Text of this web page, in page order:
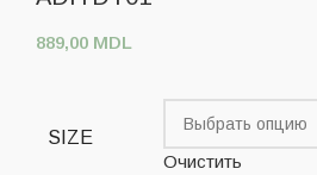
889,00 MDL
SIZE
Очистить